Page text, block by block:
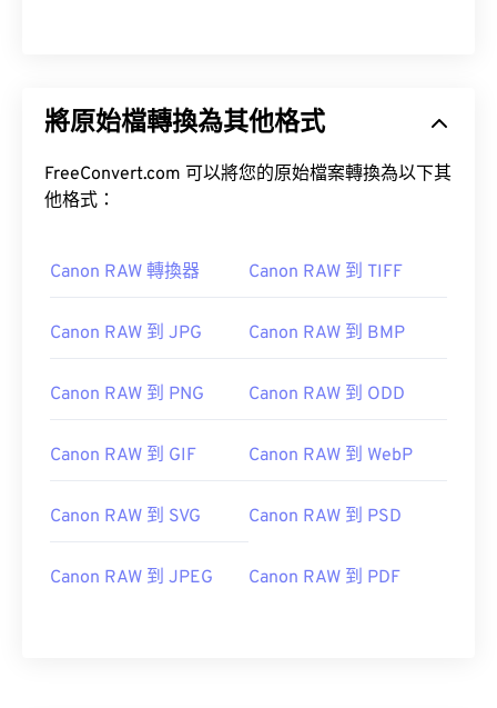
將原始檔轉換為其他格式
FreeConvert.com 可以將您的原始檔案轉換為以下其
他格式：
Canon RAW 轉換器 Canon RAW 到 TIFF
Canon RAW 到 JPG Canon RAW 到 BMP
Canon RAW 到 PNG Canon RAW 到 ODD
Canon RAW 到 GIF Canon RAW 到 WebP
Canon RAW 到 SVG Canon RAW 到 PSD
Canon RAW 到 JPEG Canon RAW 到 PDF